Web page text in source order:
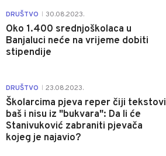
DRUŠTVO 30.08.2023.
Oko 1.400 srednjoškolaca u
Banjaluci neće na vrijeme dobiti
stipendije
DRUŠTVO 23.08.2023.
Školarcima pjeva reper čiji tekstovi
baš i nisu iz "bukvara": Da li će
Stanivuković zabraniti pjevača
kojeg je najavio?